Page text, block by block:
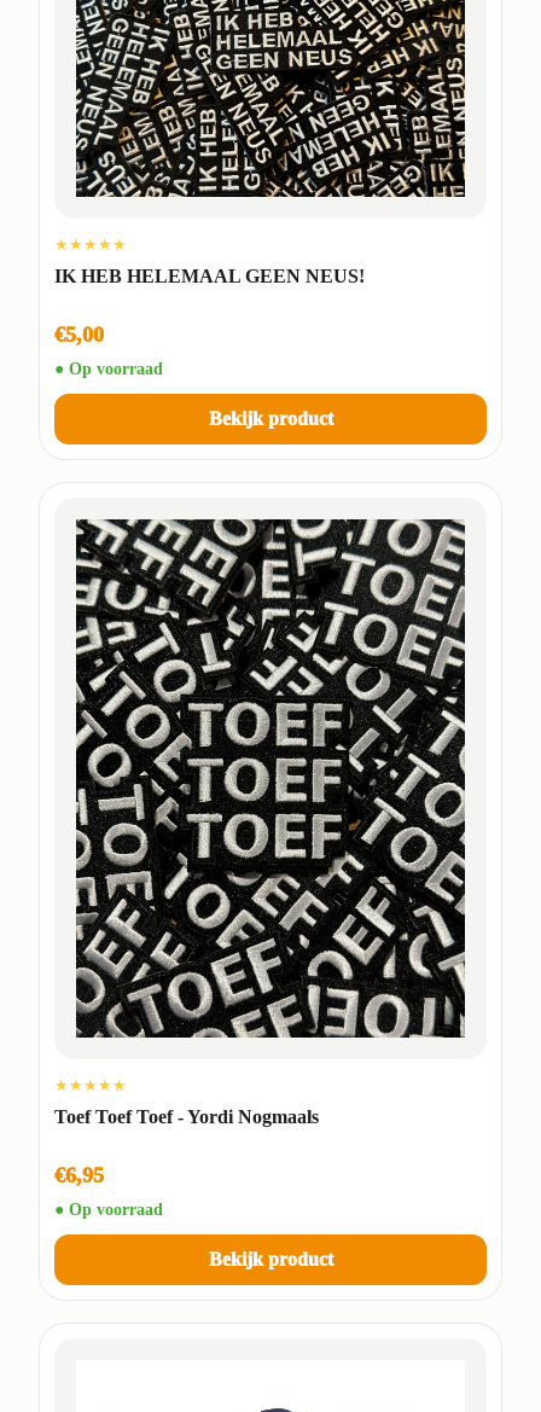
★★★★★
IK HEB HELEMAAL GEEN NEUS!
€5,00
● Op voorraad
Bekijk product
★★★★★
Toef Toef Toef - Yordi Nogmaals
€6,95
● Op voorraad
Bekijk product